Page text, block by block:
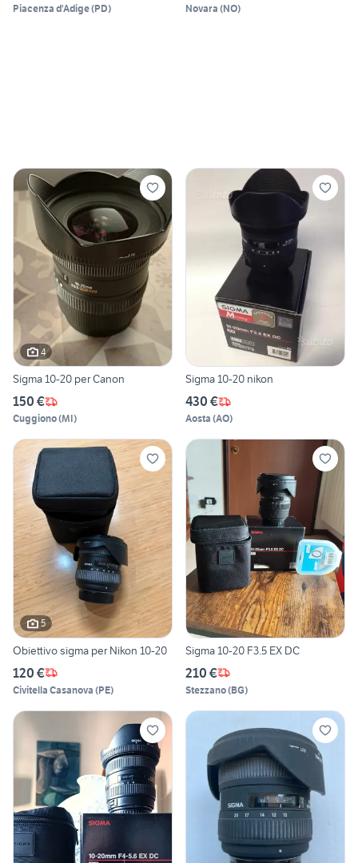
Piacenza d'Adige(PD) Novara (NO)
4
Sigma 10-20 per Canon
150 €
Cuggiono(MI)
Sigma 10-20 nikon
430 €
Aosta (AO)
5
Obiettivo sigma per Nikon 10-20
120 €
Civitella Casanova (PE)
Sigma 10-20 F3.5 EX DC
210 €
Stezzano(BG)